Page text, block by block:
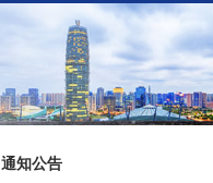
通知公告